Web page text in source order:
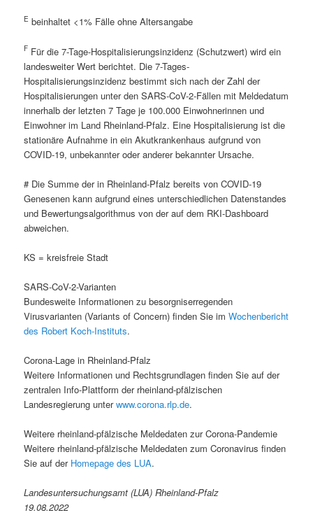
E beinhaltet <1% Fälle ohne Altersangabe
F Für die 7-Tage-Hospitalisierungsinzidenz (Schutzwert) wird ein
landesweiter Wert berichtet. Die 7-Tages-
Hospitalisierungsinzidenz bestimmt sich nach der Zahl der
Hospitalisierungen unter den SARS-CoV-2-Fällen mit Meldedatum
innerhalb der letzten 7 Tage je 100.000 Einwohnerinnen und
Einwohner im Land Rheinland-Pfalz. Eine Hospitalisierung ist die
stationäre Aufnahme in ein Akutkrankenhaus aufgrund von
COVID-19, unbekannter oder anderer bekannter Ursache.
# Die Summe der in Rheinland-Pfalz bereits von COVID-19
Genesenen kann aufgrund eines unterschiedlichen Datenstandes
und Bewertungsalgorithmus von der auf dem RKI-Dashboard
abweichen.
KS = kreisfreie Stadt
SARS-CoV-2-Varianten
Bundesweite Informationen zu besorgniserregenden
Virusvarianten (Variants of Concern) finden Sie imWochenbericht
des Robert Koch-Instituts.
Corona-Lage in Rheinland-Pfalz
Weitere Informationen und Rechtsgrundlagen finden Sie auf der
zentralen Info-Plattform der rheinland-pfälzischen
Landesregierung unterwww.corona.rlp.de.
Weitere rheinland-pfälzische Meldedaten zur Corona-Pandemie
Weitere rheinland-pfälzische Meldedaten zum Coronavirus finden
Sie auf der Homepage des LUA.
Landesuntersuchungsamt (LUA) Rheinland-Pfalz
19.08.2022